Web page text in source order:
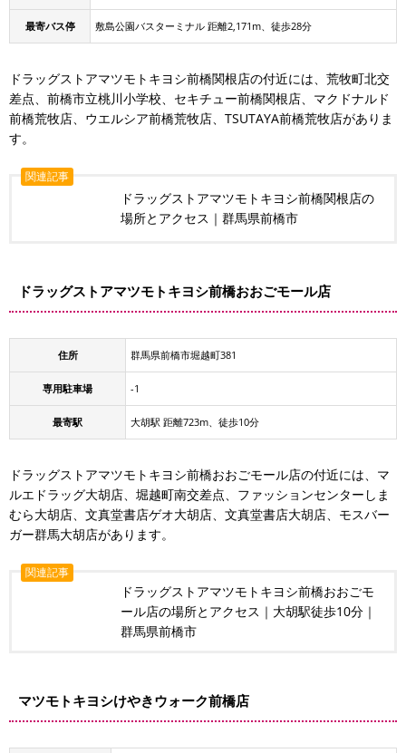
最寄バス停 敷島公園バスターミナル 距離2,171m、徒歩28分
ドラッグストアマツモトキヨシ前橋関根店の付近には、荒牧町北交
差点、前橋市立桃川小学校、セキチュー前橋関根店、マクドナルド
前橋荒牧店、ウエルシア前橋荒牧店、TSUTAYA前橋荒牧店がありま
す。
関連記事
ドラッグストアマツモトキヨシ前橋関根店の
場所とアクセス｜群馬県前橋市
ドラッグストアマツモトキヨシ前橋おおごモール店
住所 群馬県前橋市堀越町381
専用駐車場 -1
最寄駅 大胡駅 距離723m、徒歩10分
ドラッグストアマツモトキヨシ前橋おおごモール店の付近には、マ
ルエドラッグ大胡店、堀越町南交差点、ファッションセンターしま
むら大胡店、文真堂書店ゲオ大胡店、文真堂書店大胡店、モスバー
ガー群馬大胡店があります。
関連記事
ドラッグストアマツモトキヨシ前橋おおごモ
ール店の場所とアクセス｜大胡駅徒歩10分｜
群馬県前橋市
マツモトキヨシけやきウォーク前橋店